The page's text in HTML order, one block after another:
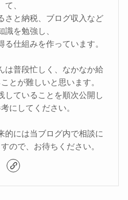
て、
さと納税、ブログ収入など
識を勉強し、
仕組みを作っています。
は普段忙しく、なかなか給
とが難しいと思います。
していることを順次公開し
にしてください。
的には当ブログ内で相談に
ので、お待ちください。